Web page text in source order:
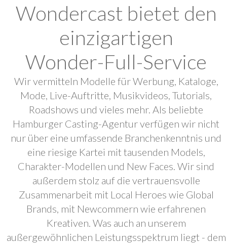
Wondercast bietet den
einzigartigen
Wonder-Full-Service
Wir vermitteln Modelle für Werbung, Kataloge,
Mode, Live-Auftritte, Musikvideos, Tutorials,
Roadshows und vieles mehr. Als beliebte
Hamburger Casting-Agentur verfügen wir nicht
nur über eine umfassende Branchenkenntnis und
eine riesige Kartei mit tausenden Models,
Charakter-Modellen und New Faces. Wir sind
außerdem stolz auf die vertrauensvolle
Zusammenarbeit mit Local Heroes wie Global
Brands, mit Newcommern wie erfahrenen
Kreativen. Was auch an unserem
außergewöhnlichen Leistungsspektrum liegt - dem